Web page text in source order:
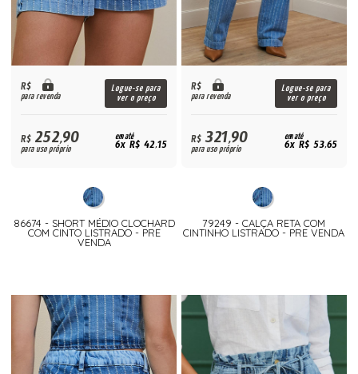
R$
para revenda
Logue-se para
ver o preço
R$252,90
para uso próprio
em até
6x R$ 42,15
86674 - SHORT MÉDIO CLOCHARD
COM CINTO LISTRADO - PRE
VENDA
R$
para revenda
Logue-se para
ver o preço
R$321,90
para uso próprio
em até
6x R$ 53,65
79249 - CALÇA RETA COM
CINTINHO LISTRADO - PRE VENDA